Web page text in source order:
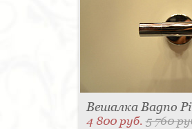
Вешалка Bagno
4 800 руб.5 760